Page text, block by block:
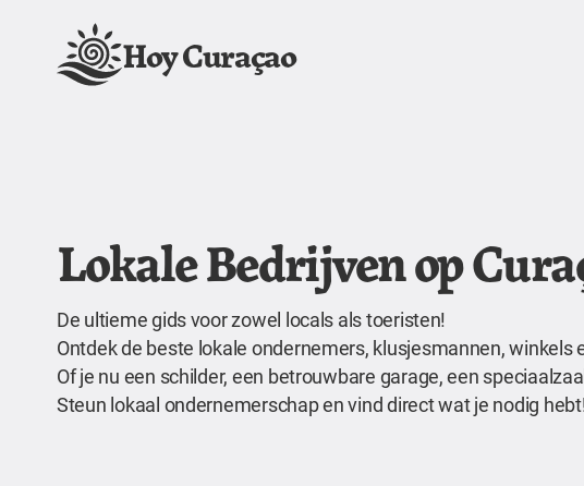
Hoy Curaçao
Lokale Bedrijven op
De ultieme gids voor zowel locals als toeristen!
Ontdek de beste lokale ondernemers, klusjesmannen,
Of je nu een schilder, een betrouwbare garage, een
Steun lokaal ondernemerschap en vind direct wat je nodig